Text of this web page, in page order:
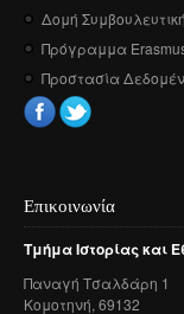
Δομή
Πρόγραμμα
Προστασία
Επικοινωνία
ΤμήμαΙστορίαςκαι
Παναγή Τσαλδάρη 1
Κομοτηνή, 69132